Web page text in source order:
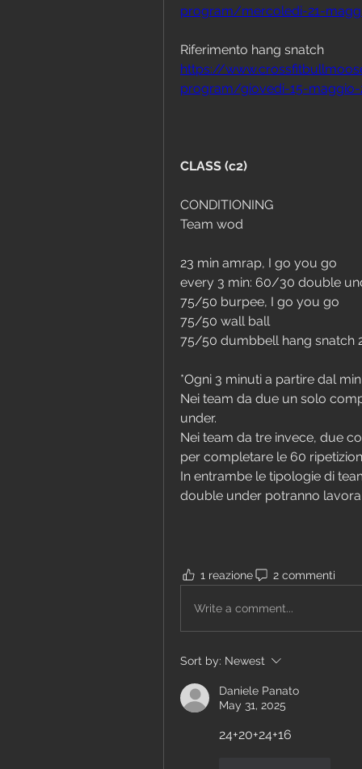
program/mercoledi-21-
Riferimento hang snatch
https://
program/giovedi-15-maggio-
CLASS (c2)
CONDITIONING
Team wod
23 min amrap, I go you go
every 3 min: 60/30 double
75/50 burpee, I go you go
75/50 wall ball
75/50 dumbbell hang snatch
*Ogni 3 minuti a partire dal
Nei team da due un solo
under.
Nei team da tre invece, due
per completare le 60
In entrambe le tipologie di
double under potranno
1 reazione 2 commenti
Write a comment...
Sort by: Newest
Daniele Panato
May 31, 2025
24+20+24+16